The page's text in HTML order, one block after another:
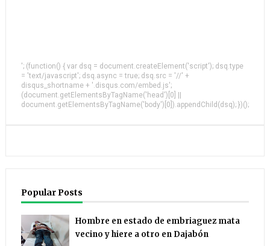
'; (function() { var dsq = document.createElement('script'); dsq.type
= 'text/javascript'; dsq.async = true; dsq.src = '//' +
disqus_shortname + '.disqus.com/embed.js';
(document.getElementsByTagName('head')[0] ||
document.getElementsByTagName('body')[0]).appendChild(dsq); })();
Popular Posts
Hombre en estado de embriaguez mata
vecino y hiere a otro en Dajabón